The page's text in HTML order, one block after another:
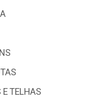
E TELHAS